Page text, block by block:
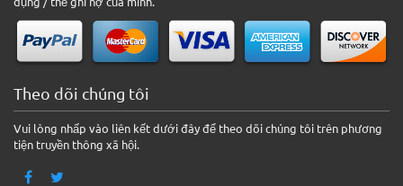
Theo dõi chúng tôi
Vui lòng nhấp vào liên kết dưới đây để theo dõi chúng tôi trên phương
tiện truyền thông xã hội.